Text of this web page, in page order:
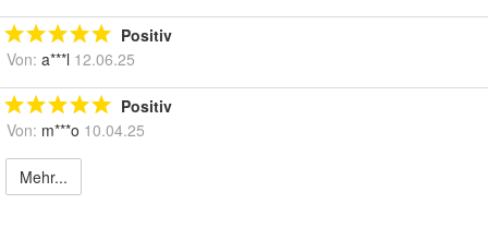
Positiv
Von: a***l 12.06.25
Positiv
Von: m***o 10.04.25
Mehr...